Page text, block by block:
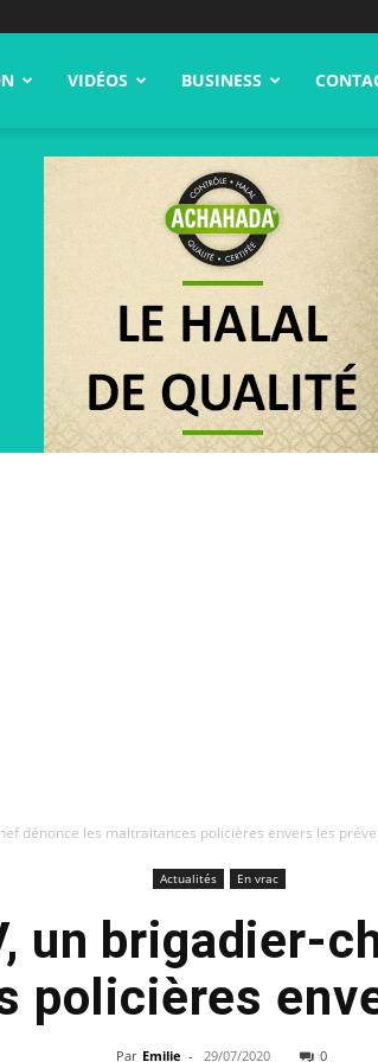
VIDÉOS BUSINESS
dénonce les maltraitances policières envers les
Actualités En vrac
un brigadier-
policières
Par Emilie - 29/07/2020 0